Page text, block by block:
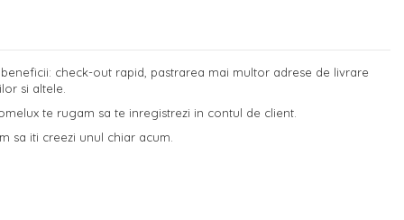
check-out rapid, pastrarea mai multor adrese de livrare
si altele.
te rugam sa te inregistrezi in contul de client.
sa iti creezi unul chiar acum.